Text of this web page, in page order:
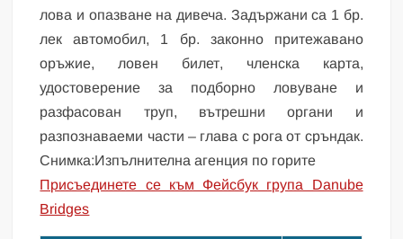
лова и опазване на дивеча. Задържани са 1 бр.
лек автомобил, 1 бр. законно притежавано
оръжие, ловен билет, членска карта,
удостоверение за подборно ловуване и
разфасован труп, вътрешни органи и
разпознаваеми части – глава с рога от сръндак.
Снимка:Изпълнителна агенция по горите
Присъединете се към Фейсбук група Danube
Bridges